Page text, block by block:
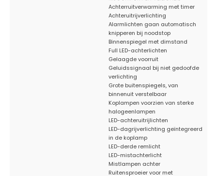
Achterruitverwarming met timer
Achteruitrijverlichting
Alarmlichten gaan automatisch
knipperen bij noodstop
Binnenspiegel met dimstand
Full LED-achterlichten
Gelaagde voorruit
Geluidssignaal bij niet gedoofde
verlichting
Grote buitenspiegels, van
binnenuit verstelbaar
Koplampen voorzien van sterke
halogeenlampen
LED-achteruitrijlichten
LED-dagrijverlichting geïntegreerd
in de koplamp
LED-derde remlicht
LED-mistachterlicht
Mistlampen achter
Ruitensproeier voor met